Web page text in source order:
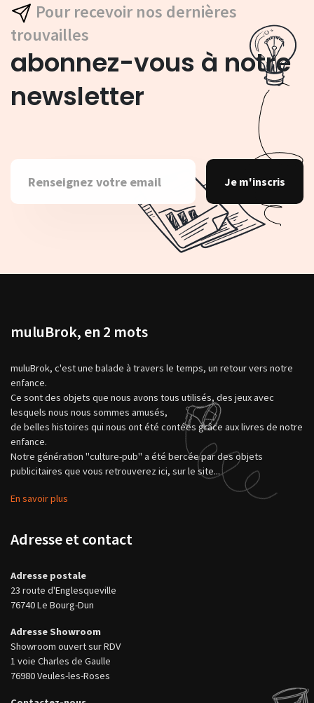
Pour recevoir nos dernières
trouvailles
abonnez-vous à notre
newsletter
Je m'inscris
muluBrok, en 2 mots
muluBrok, c'est une balade à travers le temps, un retour vers notre
enfance.
Ce sont des objets que nous avons tous utilisés, des jeux avec
lesquels nous nous sommes amusés,
de belles histoires qui nous ont été contées grâce aux livres de notre
enfance.
Notre génération "culture-pub" a été bercée par des objets
publicitaires que vous retrouverez ici, sur le site...
En savoir plus
Adresse et contact
Adresse postale
23 route d'Englesqueville
76740 Le Bourg-Dun
Adresse Showroom
Showroom ouvert sur RDV
1 voie Charles de Gaulle
76980 Veules-les-Roses